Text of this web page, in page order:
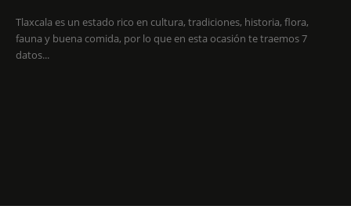
Tlaxcala es un estado rico en cultura, tradiciones, historia, flora,
fauna y buena comida, por lo que en esta ocasión te traemos 7
datos...